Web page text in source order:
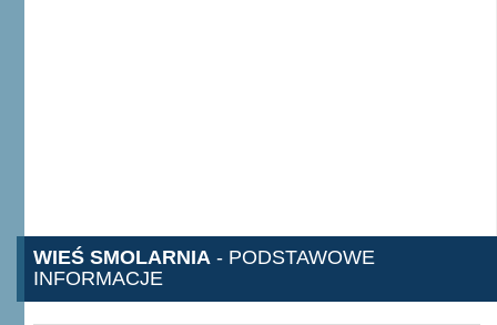
WIEŚ SMOLARNIA - PODSTAWOWE
INFORMACJE